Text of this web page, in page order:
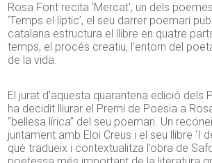
Rosa Font recita ‘Mercat’, un dels
‘Temps el·líptic’, el seu darrer poemari
catalana estructura el llibre en quatre
temps, el procés creatiu, l’entorn del
de la vida.
El jurat d’aquesta quarantena edició dels
ha decidit lliurar el Premi de Poesia a
“bellesa lírica” del seu poemari. Un
juntament amb Eloi Creus i el seu llibre ‘I
què tradueix i contextualitza l’obra de